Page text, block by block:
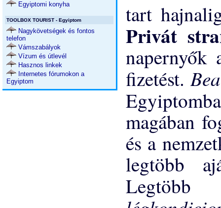
Egyiptomi konyha
TOOLBOX TOURIST - Egyiptom
Nagykövetségek és fontos
telefon
Vámszabályok
Vízum és útlevél
Hasznos linkek
Internetes fórumokon a
Egyiptom
tart
Privát
napernyők
fizetést.
magában
és a
legtöbb